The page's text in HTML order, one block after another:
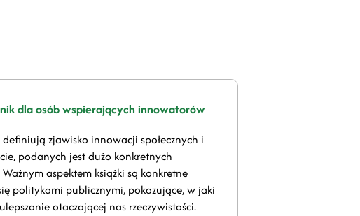
dla osób wspierających innowatorów
zjawisko innowacji społecznych i
podanych jest dużo konkretnych
aspektem książki są konkretne
politykami publicznymi, pokazujące, w jaki
otaczającej nas rzeczywistości.